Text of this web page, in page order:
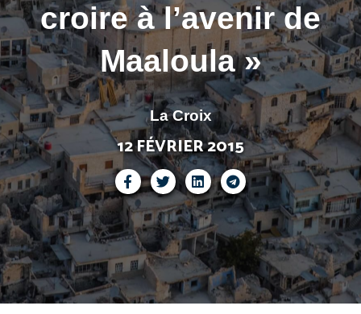
croire à l’avenir de
Maaloula »
La Croix
12 FÉVRIER 2015